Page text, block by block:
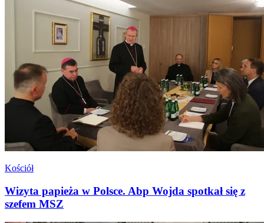
Kościół
Wizyta papieża w Polsce. Abp Wojda spotkał się z
szefem MSZ